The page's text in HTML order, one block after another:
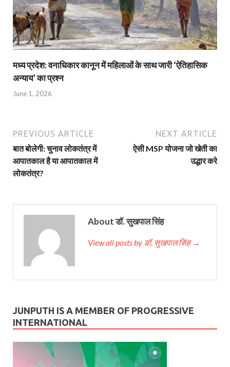
मध्य प्रदेश: वनाधिकार कानून में महिलाओं के साथ जारी ‘ऐतिहासिक
अन्याय’ का प्रश्न
June 1, 2026
PREVIOUS ARTICLE
बात बोलेगी: चुनाव लोकतंत्र में
आपातकाल है या आपातकाल में
लोकतंत्र?
NEXT ARTICLE
ऐसी MSP योजना जो खेती का
उद्धार करे
About डॉ. सुखपाल सिंह
View all posts by डॉ. सुखपाल सिंह →
JUNPUTH IS A MEMBER OF PROGRESSIVE
INTERNATIONAL